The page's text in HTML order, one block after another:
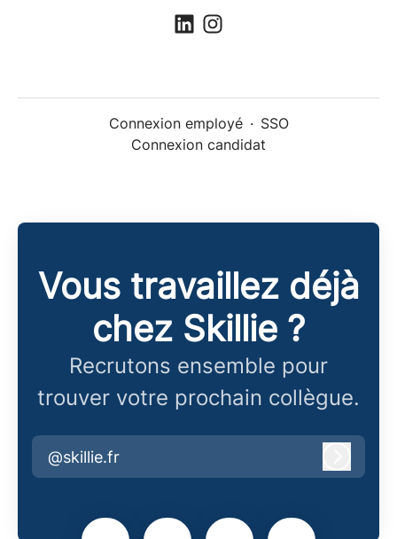
Connexion employé · SSO
Connexion candidat
Vous travaillez déjà
chez Skillie ?
Recrutons ensemble pour
trouver votre prochain collègue.
@skillie.fr